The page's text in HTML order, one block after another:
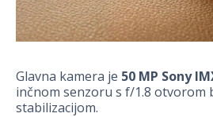
Glavna kamera je 50 MP Sony
inčnom senzoru s f/1.8 otvorom
stabilizacijom.